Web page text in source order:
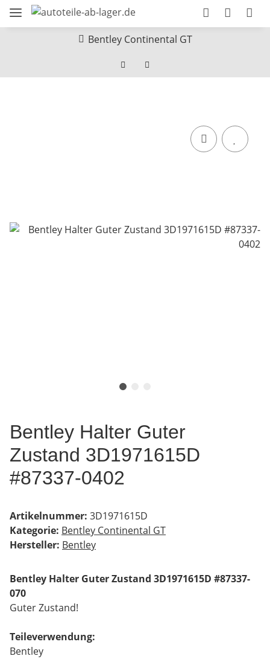
Bentley Continental GT
Bentley Halter Guter
Zustand 3D1971615D
#87337-0402
Artikelnummer: 3D1971615D
Kategorie: Bentley Continental GT
Hersteller: Bentley
Bentley Halter Guter Zustand 3D1971615D #87337-
070
Guter Zustand!
Teileverwendung:
Bentley